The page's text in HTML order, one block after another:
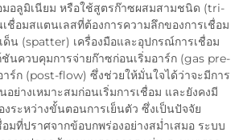
มอลูมิเนียม หรือใช้สูตรก๊าซผสมสามชนิด (tri-
ชื่อมสแตนเลสที่ต้องการความลึกของการเชื่อม
น (spatter) เครื่องมือและอุปกรณ์การเชื่อม
นควบคุมการจ่ายก๊าซก่อนเริ่มอาร์ก (gas pre-
ร์ก (post-flow) ซึ่งช่วยให้มั่นใจได้ว่าจะมีการ
อย่างเหมาะสมก่อนเริ่มการเชื่อม และยังคงมี
งระหว่างขั้นตอนการเย็นตัว ซึ่งเป็นปัจจัย
มที่ปราศจากข้อบกพร่องอย่างสม่ำเสมอ ระบบ